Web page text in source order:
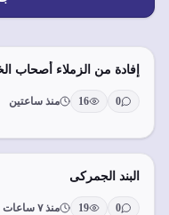
إفادة من الزملاء أصحاب
0
16 منذ ساعتين
البند الجمركى
0
19 منذ ٧ ساعات